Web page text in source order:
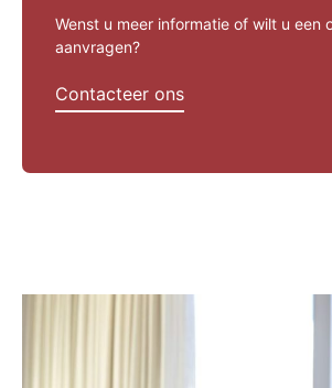
Wenst u meer informatie of wilt u een
aanvragen?
Contacteer ons